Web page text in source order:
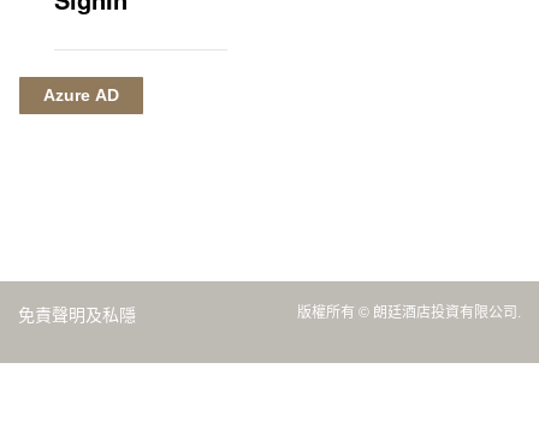
Azure AD
免責聲明及私隱 版權所有 © 朗廷酒店投資有限公司.